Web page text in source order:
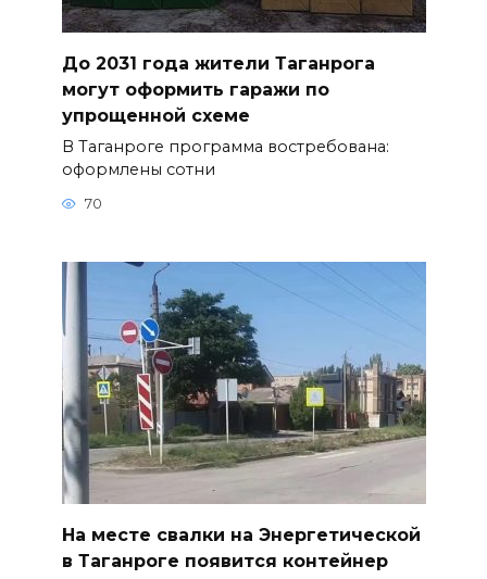
До 2031 года жители Таганрога
могут оформить гаражи по
упрощенной схеме
В Таганроге программа востребована:
оформлены сотни
70
На месте свалки на Энергетической
в Таганроге появится контейнер